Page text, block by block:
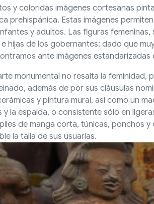
y coloridas imágenes cortesanas
prehispánica. Estas imágenes
y adultos. Las figuras
hijas de los gobernantes; dado que
ante imágenes estandarizadas
monumental no resalta la
además de por sus cláusulas
y pintura mural, así como un
la espalda, o consistente sólo en
de manga corta, túnicas, ponchos
la talla de sus usuarias.